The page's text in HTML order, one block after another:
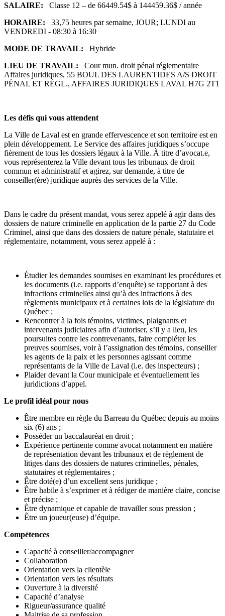
SALAIRE: Classe 12 – de 66449.54$ à 144459.36$ / année
HORAIRE: 33,75 heures par semaine, JOUR; LUNDI au
VENDREDI - 08:30 à 16:30
MODE DE TRAVAIL: Hybride
LIEU DE TRAVAIL: Cour mun. droit pénal réglementaire
Affaires juridiques, 55 BOUL DES LAURENTIDES A/S DROIT
PÉNAL ET RÉGL., AFFAIRES JURIDIQUES LAVAL H7G 2T1
Les défis qui vous attendent
La Ville de Laval est en grande effervescence et son territoire est en
plein développement. Le Service des affaires juridiques s’occupe
fièrement de tous les dossiers légaux à la Ville. À titre d’avocat.e,
vous représenterez la Ville devant tous les tribunaux de droit
commun et administratif et agirez, sur demande, à titre de
conseiller(ère) juridique auprès des services de la Ville.
Dans le cadre du présent mandat, vous serez appelé à agir dans des
dossiers de nature criminelle en application de la partie 27 du Code
Criminel, ainsi que dans des dossiers de nature pénale, statutaire et
réglementaire, notamment, vous serez appelé à :
Étudier les demandes soumises en examinant les procédures et
les documents (i.e. rapports d’enquête) se rapportant à des
infractions criminelles ainsi qu’à des infractions à des
règlements municipaux et à certaines lois de la législature du
Québec ;
Rencontrer à la fois témoins, victimes, plaignants et
intervenants judiciaires afin d’autoriser, s’il y a lieu, les
poursuites contre les contrevenants, faire compléter les
preuves soumises, voir à l’assignation des témoins, conseiller
les agents de la paix et les personnes agissant comme
représentants de la Ville de Laval (i.e. des inspecteurs) ;
Plaider devant la Cour municipale et éventuellement les
juridictions d’appel.
Le profil idéal pour nous
Être membre en règle du Barreau du Québec depuis au moins
six (6) ans ;
Posséder un baccalauréat en droit ;
Expérience pertinente comme avocat notamment en matière
de représentation devant les tribunaux et de règlement de
litiges dans des dossiers de natures criminelles, pénales,
statutaires et réglementaires ;
Être doté(e) d’un excellent sens juridique ;
Être habile à s’exprimer et à rédiger de manière claire, concise
et précise ;
Être dynamique et capable de travailler sous pression ;
Être un joueur(euse) d’équipe.
Compétences
Capacité à conseiller/accompagner
Collaboration
Orientation vers la clientèle
Orientation vers les résultats
Ouverture à la diversité
Capacité d’analyse
Rigueur/assurance qualité